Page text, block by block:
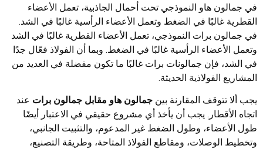
في جمالون هاو النموذجي تحت أحمال الجاذبية، تعمل الأعضاء
القطرية غالبًا في الضغط وتعمل الأعضاء الرأسية غالبًا في الشد.
في جمالون برات النموذجي، تعمل الأعضاء القطرية غالبًا في الشد
وتعمل الأعضاء الرأسية غالبًا في الضغط. وبما أن الفولاذ فعّال جدًا
في الشد، فإن جمالونات برات غالبًا ما تكون مفضلة في العديد من
المشاريع الفولاذية الحديثة.
يجب ألا تتوقف المقارنة بين جمالون هاو مقابل جمالون برات عند
اتجاه الأقطار. يجب أن يأخذ أي مشروع حقيقي في الاعتبار أيضًا
طول الأعضاء، وطول الضغط غير المدعوم، والتثبيت الجانبي،
وتخطيط الوصلات، ومقاطع الفولاذ المتاحة، وطريقة التصنيع،